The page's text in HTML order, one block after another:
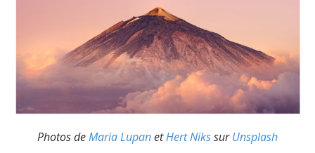
Photos deMaria LupanetHert NikssurUnsplash